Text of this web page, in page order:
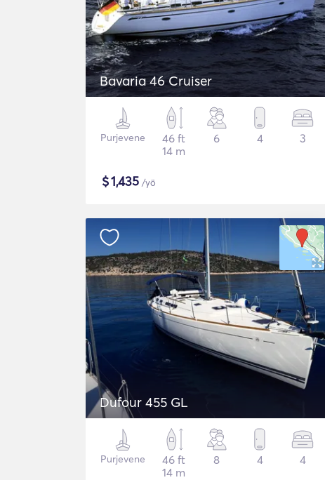
Bavaria 46 Cruiser
Purjevene
46 ft
14 m
6 4 3
$1,435 /yö
Dufour 455 GL
Purjevene
46 ft
14 m
8 4 4